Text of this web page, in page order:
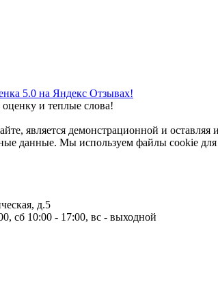
5.0 на Яндекс Отзывах!
и теплые слова!
является демонстрационной и
данные. Мы используем файлы cookie
д.5
сб 10:00 - 17:00, вс - выходной